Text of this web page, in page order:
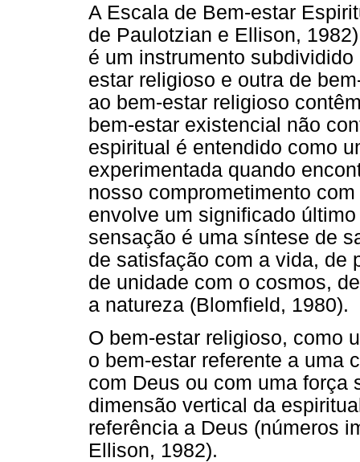
A Escala de Bem-estar
de Paulotzian e Ellison,
é um instrumento
estar religioso e outra de
ao bem-estar religioso
bem-estar existencial não
espiritual é entendido como
experimentada quando
nosso comprometimento
envolve um significado
sensação é uma síntese de
de satisfação com a vida, de
de unidade com o cosmos,
a natureza (Blomfield, 1980).
O bem-estar religioso, como
o bem-estar referente a uma
com Deus ou com uma força
dimensão vertical da
referência a Deus (números
Ellison, 1982).